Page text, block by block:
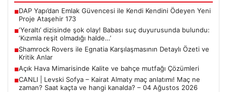
■DAP Yapı’dan Emlak Güvencesi ile Kendi Kendini Ödeyen Yeni
Proje Ataşehir 173
■‘Yeraltı’ dizisinde şok olay! Babası suç duyurusunda bulundu:
‘Kızımla reşit olmadığı halde…’
■Shamrock Rovers ile Egnatia Karşılaşmasının Detaylı Özeti ve
Kritik Anlar
■Açık Hava Mimarisinde Kalite ve bahçe mutfağı Çözümleri
■CANLI | Levski Sofya – Kairat Almaty maç anlatımı! Maç ne
zaman? Saat kaçta ve hangi kanalda? – 04 Ağustos 2026